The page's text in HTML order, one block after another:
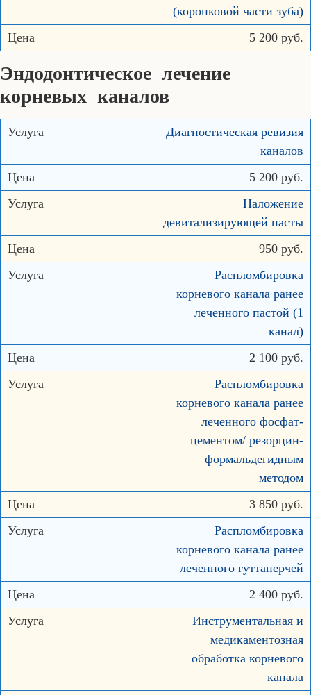
(коронковой части зуба)
5 200 руб.
Эндодонтическое лечение
корневых каналов
Диагностическая ревизия
каналов
5 200 руб.
Наложение
девитализирующей пасты
950 руб.
Распломбировка
корневого канала ранее
леченного пастой (1
канал)
2 100 руб.
Распломбировка
корневого канала ранее
леченного фосфат-
цементом/ резорцин-
формальдегидным
методом
3 850 руб.
Распломбировка
корневого канала ранее
леченного гуттаперчей
2 400 руб.
Инструментальная и
медикаментозная
обработка корневого
канала